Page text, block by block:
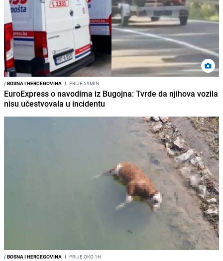
/BOSNA I HERCEGOVINA I PRIJE 59MIN
EuroExpress o navodima iz Bugojna: Tvrde da njihova vozila
nisu učestvovala u incidentu
/BOSNA I HERCEGOVINA I PRIJE OKO 1H